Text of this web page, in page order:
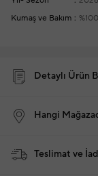
Kumaş ve Bakım
Detaylı Ürün
Hangi
Teslimat ve